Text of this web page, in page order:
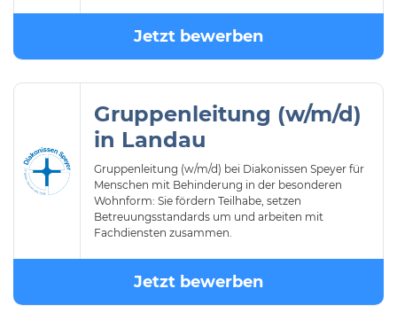
Jetzt bewerben
Gruppenleitung (w/m/d)
in Landau
Gruppenleitung (w/m/d) bei Diakonissen Speyer für
Menschen mit Behinderung in der besonderen
Wohnform: Sie fördern Teilhabe, setzen
Betreuungsstandards um und arbeiten mit
Fachdiensten zusammen.
Jetzt bewerben